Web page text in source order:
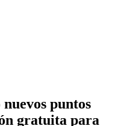
puntos
gratuita para